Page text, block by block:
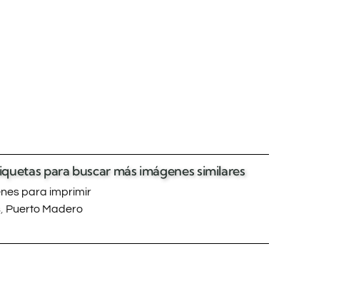
para buscar más imágenes similares
para imprimir
, Puerto Madero